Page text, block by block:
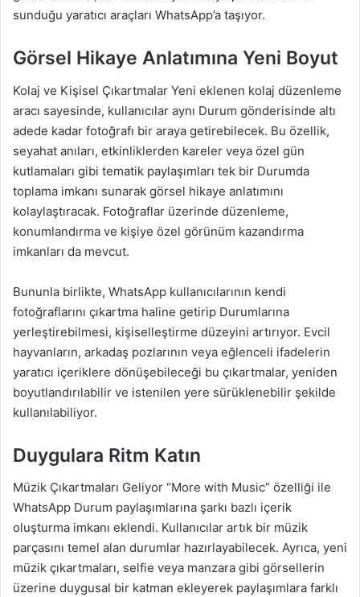
sunduğu yaratıcı araçları WhatsApp’a taşıyor.
Görsel Hikaye Anlatımına Yeni Boyut
Kolaj ve Kişisel Çıkartmalar Yeni eklenen kolaj düzenleme
aracı sayesinde, kullanıcılar aynı Durum gönderisinde altı
adede kadar fotoğrafı bir araya getirebilecek. Bu özellik,
seyahat anıları, etkinliklerden kareler veya özel gün
kutlamaları gibi tematik paylaşımları tek bir Durumda
toplama imkanı sunarak görsel hikaye anlatımını
kolaylaştıracak. Fotoğraflar üzerinde düzenleme,
konumlandırma ve kişiye özel görünüm kazandırma
imkanları da mevcut.
Bununla birlikte, WhatsApp kullanıcılarının kendi
fotoğraflarını çıkartma haline getirip Durumlarına
yerleştirebilmesi, kişiselleştirme düzeyini artırıyor. Evcil
hayvanların, arkadaş pozlarının veya eğlenceli ifadelerin
yaratıcı içeriklere dönüşebileceği bu çıkartmalar, yeniden
boyutlandırılabilir ve istenilen yere sürüklenebilir şekilde
kullanılabiliyor.
Duygulara Ritm Katın
Müzik Çıkartmaları Geliyor “More with Music” özelliği ile
WhatsApp Durum paylaşımlarına şarkı bazlı içerik
oluşturma imkanı eklendi. Kullanıcılar artık bir müzik
parçasını temel alan durumlar hazırlayabilecek. Ayrıca, yeni
müzik çıkartmaları, selfie veya manzara gibi görsellerin
üzerine duygusal bir katman ekleyerek paylaşımlara farklı